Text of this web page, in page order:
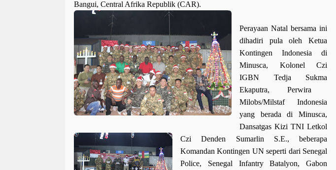
Bangui, Central Afrika Republik (CAR).
Perayaan Natal bersama ini
dihadiri pula oleh Ketua
Kontingen Indonesia di
Minusca, Kolonel Czi
IGBN Tedja Sukma
Ekaputra, Perwira
Milobs/Milstaf Indonesia
yang berada di Minusca,
Dansatgas Kizi TNI Letkol
CziDenden Sumarlin S.E., beberapa
Komandan Kontingen UN seperti dari Senegal
Police, Senegal InfantryBatalyon, Gabon